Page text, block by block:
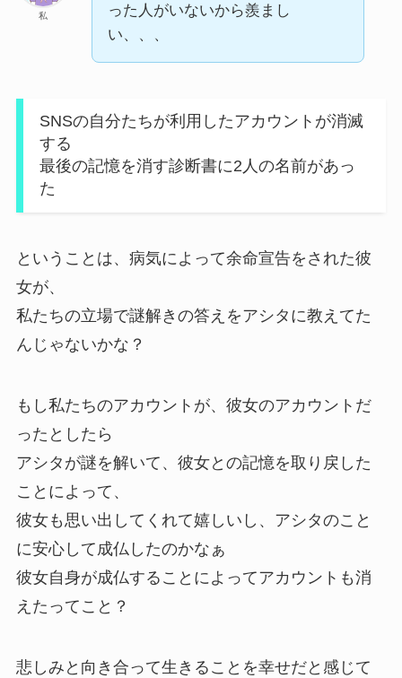
私
った人がいないから羨まし
い、、、
SNSの自分たちが利用したアカウントが消滅
する
最後の記憶を消す診断書に2人の名前があっ
た
ということは、病気によって余命宣告をされた彼
女が、
私たちの立場で謎解きの答えをアシタに教えてた
んじゃないかな？
もし私たちのアカウントが、彼女のアカウントだ
ったとしたら
アシタが謎を解いて、彼女との記憶を取り戻した
ことによって、
彼女も思い出してくれて嬉しいし、アシタのこと
に安心して成仏したのかなぁ
彼女自身が成仏することによってアカウントも消
えたってこと？
悲しみと向き合って生きることを幸せだと感じて